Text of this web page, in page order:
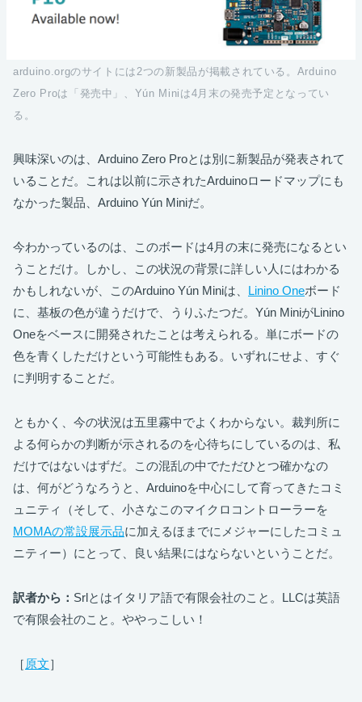
arduino.orgのサイトには2つの新製品が掲載されている。Arduino
Zero Proは「発売中」、Yún Miniは4月末の発売予定となってい
る。
興味深いのは、Arduino Zero Proとは別に新製品が発表されて
いることだ。これは以前に示されたArduinoロードマップにも
なかった製品、Arduino Yún Miniだ。
今わかっているのは、このボードは4月の末に発売になるとい
うことだけ。しかし、この状況の背景に詳しい人にはわかる
かもしれないが、このArduino Yún Miniは、 Linino Oneボード
に、基板の色が違うだけで、うりふたつだ。Yún MiniがLinino
Oneをベースに開発されたことは考えられる。単にボードの
色を青くしただけという可能性もある。いずれにせよ、すぐ
に判明することだ。
ともかく、今の状況は五里霧中でよくわからない。裁判所に
よる何らかの判断が示されるのを心待ちにしているのは、私
だけではないはずだ。この混乱の中でただひとつ確かなの
は、何がどうなろうと、Arduinoを中心にして育ってきたコミ
ュニティ（そして、小さなこのマイクロコントローラーを
MOMAの常設展示品に加えるほまでにメジャーにしたコミュ
ニティー）にとって、良い結果にはならないということだ。
訳者から： Srlとはイタリア語で有限会社のこと。LLCは英語
で有限会社のこと。ややっこしい！
［ 原文］